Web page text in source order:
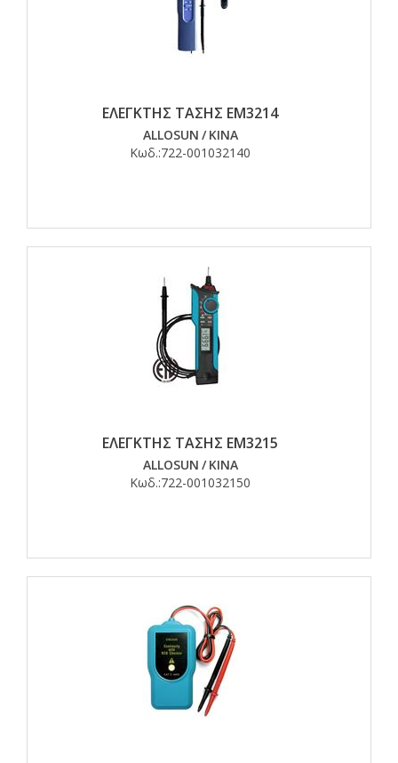
ΕΛΕΓΚΤΗΣ ΤΑΣΗΣ EM3214
ALLOSUN / ΚΙΝΑ
Κωδ.:722-001032140
ΕΛΕΓΚΤΗΣ ΤΑΣΗΣ EM3215
ALLOSUN / ΚΙΝΑ
Κωδ.:722-001032150